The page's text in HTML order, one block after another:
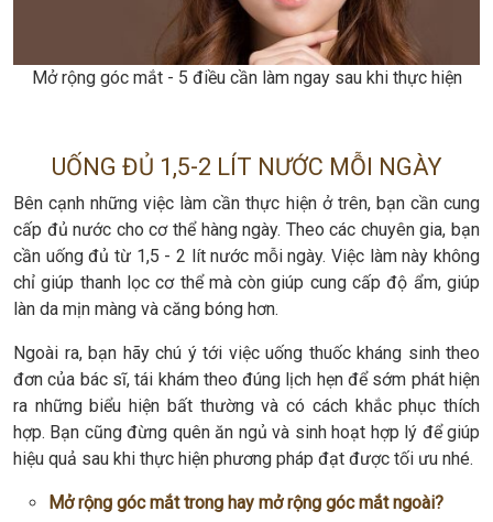
Mở rộng góc mắt - 5 điều cần làm ngay sau khi thực hiện
UỐNG ĐỦ 1,5-2 LÍT NƯỚC MỖI NGÀY
Bên cạnh những việc làm cần thực hiện ở trên, bạn cần cung
cấp đủ nước cho cơ thể hàng ngày. Theo các chuyên gia, bạn
cần uống đủ từ 1,5 - 2 lít nước mỗi ngày. Việc làm này không
chỉ giúp thanh lọc cơ thể mà còn giúp cung cấp độ ẩm, giúp
làn da mịn màng và căng bóng hơn.
Ngoài ra, bạn hãy chú ý tới việc uống thuốc kháng sinh theo
đơn của bác sĩ, tái khám theo đúng lịch hẹn để sớm phát hiện
ra những biểu hiện bất thường và có cách khắc phục thích
hợp. Bạn cũng đừng quên ăn ngủ và sinh hoạt hợp lý để giúp
hiệu quả sau khi thực hiện phương pháp đạt được tối ưu nhé.
Mở rộng góc mắt trong hay mở rộng góc mắt ngoài?